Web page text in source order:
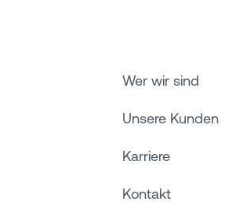
Wer wir sind
Unsere Kunden
Karriere
Kontakt